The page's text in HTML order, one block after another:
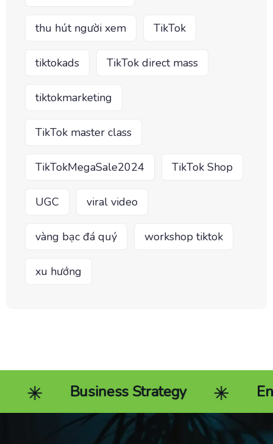
thu hút người xem TikTok
tiktokads TikTok direct mass
tiktokmarketing
TikTok master class
TikTokMegaSale2024 TikTok Shop
UGC viral video
vàng bạc đá quý workshop tiktok
xu hướng
Business Strategy End-to-